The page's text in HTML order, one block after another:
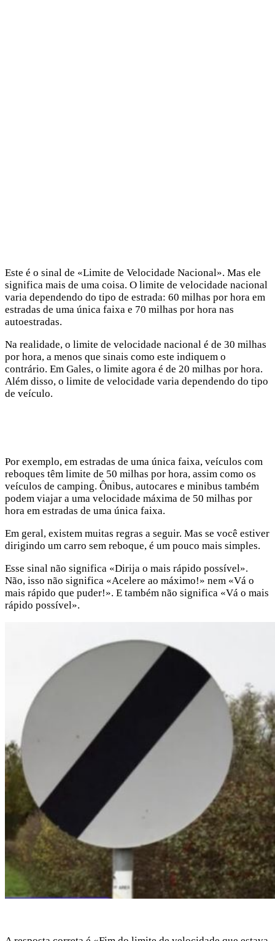
Este é o sinal de «Limite de Velocidade Nacional». Mas ele
significa mais de uma coisa. O limite de velocidade nacional
varia dependendo do tipo de estrada: 60 milhas por hora em
estradas de uma única faixa e 70 milhas por hora nas
autoestradas.
Na realidade, o limite de velocidade nacional é de 30 milhas
por hora, a menos que sinais como este indiquem o
contrário. Em Gales, o limite agora é de 20 milhas por hora.
Além disso, o limite de velocidade varia dependendo do tipo
de veículo.
Por exemplo, em estradas de uma única faixa, veículos com
reboques têm limite de 50 milhas por hora, assim como os
veículos de camping. Ônibus, autocares e minibus também
podem viajar a uma velocidade máxima de 50 milhas por
hora em estradas de uma única faixa.
Em geral, existem muitas regras a seguir. Mas se você estiver
dirigindo um carro sem reboque, é um pouco mais simples.
Esse sinal não significa «Dirija o mais rápido possível».
Não, isso não significa «Acelere ao máximo!» nem «Vá o
mais rápido que puder!». E também não significa «Vá o mais
rápido possível».